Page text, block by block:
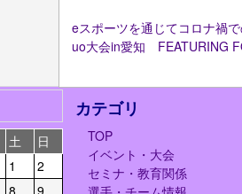
eスポーツを通じてコロナ禍
uo大会in愛知 FEATURING
土
日
1
2
カテゴリ
TOP
イベント・大会
セミナ・教育関係